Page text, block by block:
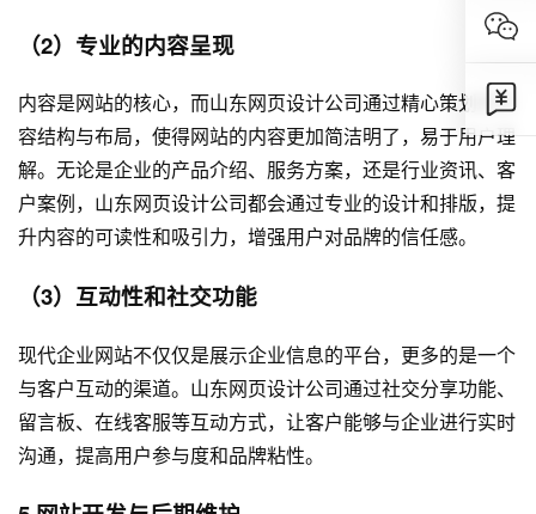
（2）专业的内容呈现
内容是网站的核心，而山东网页设计公司通过精心策划的内
容结构与布局，使得网站的内容更加简洁明了，易于用户理
解。无论是企业的产品介绍、服务方案，还是行业资讯、客
户案例，山东网页设计公司都会通过专业的设计和排版，提
升内容的可读性和吸引力，增强用户对品牌的信任感。
（3）互动性和社交功能
现代企业网站不仅仅是展示企业信息的平台，更多的是一个
与客户互动的渠道。山东网页设计公司通过社交分享功能、
留言板、在线客服等互动方式，让客户能够与企业进行实时
沟通，提高用户参与度和品牌粘性。